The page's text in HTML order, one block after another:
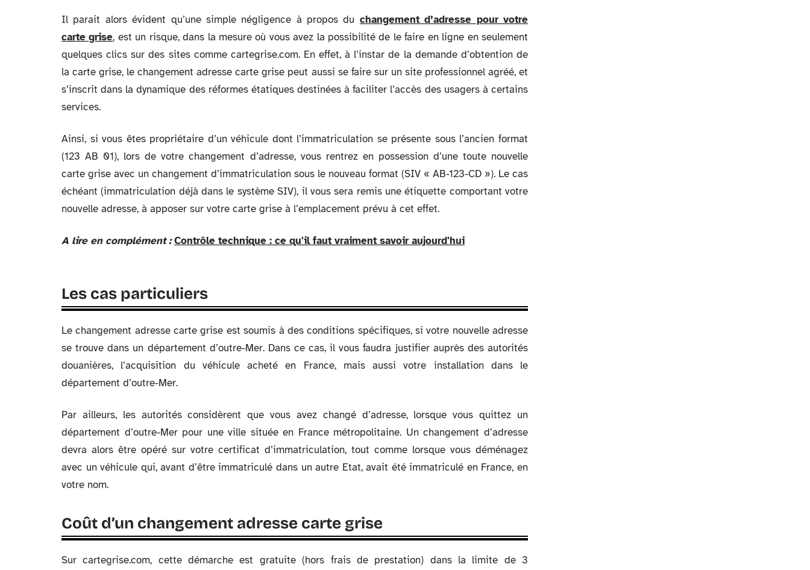
Il parait alors évident qu’une simple négligence à propos du changement d’adresse pour votre
carte grise, est un risque, dans la mesure où vous avez la possibilité de le faire en ligne en seulement
quelques clics sur des sites comme cartegrise.com. En effet, à l’instar de la demande d’obtention de
la carte grise, le changement adresse carte grise peut aussi se faire sur un site professionnel agréé, et
s’inscrit dans la dynamique des réformes étatiques destinées à faciliter l’accès des usagers à certains
services.
Ainsi, si vous êtes propriétaire d’un véhicule dont l’immatriculation se présente sous l’ancien format
(123 AB 01), lors de votre changement d’adresse, vous rentrez en possession d’une toute nouvelle
carte grise avec un changement d’immatriculation sous le nouveau format (SIV « AB-123-CD »). Le cas
échéant (immatriculation déjà dans le système SIV), il vous sera remis une étiquette comportant votre
nouvelle adresse, à apposer sur votre carte grise à l’emplacement prévu à cet effet.
A lire en complément : Contrôle technique : ce qu'il faut vraiment savoir aujourd'hui
Les cas particuliers
Le changement adresse carte grise est soumis à des conditions spécifiques, si votre nouvelle adresse
se trouve dans un département d’outre-Mer. Dans ce cas, il vous faudra justifier auprès des autorités
douanières, l’acquisition du véhicule acheté en France, mais aussi votre installation dans le
département d’outre-Mer.
Par ailleurs, les autorités considèrent que vous avez changé d’adresse, lorsque vous quittez un
département d’outre-Mer pour une ville située en France métropolitaine. Un changement d’adresse
devra alors être opéré sur votre certificat d’immatriculation, tout comme lorsque vous déménagez
avec un véhicule qui, avant d’être immatriculé dans un autre Etat, avait été immatriculé en France, en
votre nom.
Coût d’un changement adresse carte grise
Sur cartegrise.com, cette démarche est gratuite (hors frais de prestation) dans la limite de 3